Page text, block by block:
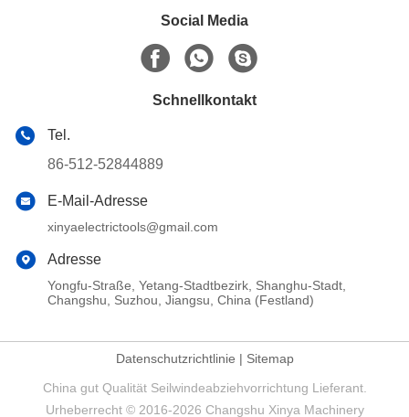
Social Media
Schnellkontakt
Tel.
86-512-52844889
E-Mail-Adresse
xinyaelectrictools@gmail.com
Adresse
Yongfu-Straße, Yetang-Stadtbezirk, Shanghu-Stadt,
Changshu, Suzhou, Jiangsu, China (Festland)
Datenschutzrichtlinie | Sitemap
China gut Qualität Seilwindeabziehvorrichtung Lieferant.
Urheberrecht © 2016-2026 Changshu Xinya Machinery